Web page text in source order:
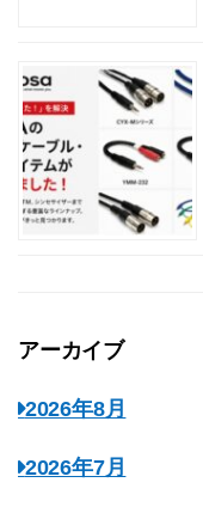
アーカイブ
2026年8月
2026年7月